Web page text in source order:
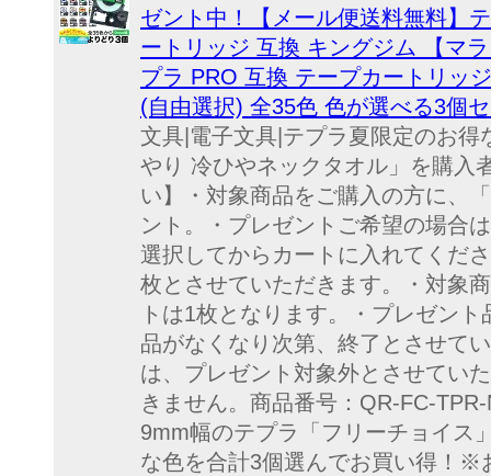
ゼント中！【メール便送料無料】
ートリッジ 互換 キングジム 【マ
プラ PRO 互換 テープカートリッ
(自由選択) 全35色 色が選べる3個
文具|電子文具|テプラ夏限定のお
やり 冷ひやネックタオル」を購入
い】・対象商品をご購入の方に、
ント。・プレゼントご希望の場合
選択してからカートに入れてくだ
枚とさせていただきます。・対象
トは1枚となります。・プレゼン
品がなくなり次第、終了とさせて
は、プレゼント対象外とさせてい
きません。商品番号：QR-FC-
9mm幅のテプラ「フリーチョイス
な色を合計3個選んでお買い得！